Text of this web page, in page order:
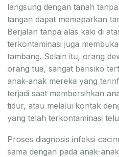
langsung dengan tanah
tangan dapat memaparkan
Berjalan tanpa alas kaki di
terkontaminasi juga
tambang. Selain itu, orang
orang tua, sangat berisiko
anak-anak mereka yang
terjadi saat membersihkan
tidur, atau melalui kontak
yang telah terkontaminasi
Proses diagnosis infeksi
sama dengan pada anak-